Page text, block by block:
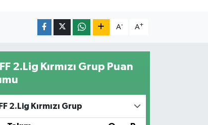
A- A+
2.Lig Kırmızı Grup Puan
2.Lig Kırmızı Grup